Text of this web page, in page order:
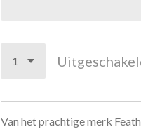
Van het prachtige merk